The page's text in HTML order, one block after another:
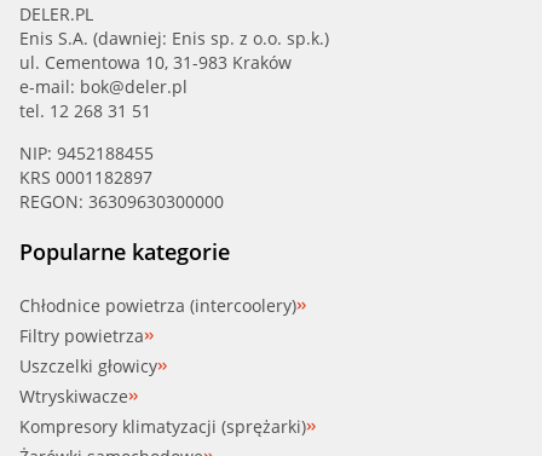
DELER.PL
Enis S.A. (dawniej: Enis sp. z o.o. sp.k.)
ul. Cementowa 10, 31-983 Kraków
e-mail: bok@deler.pl
tel. 12 268 31 51
NIP: 9452188455
KRS 0001182897
REGON: 36309630300000
Popularne kategorie
Chłodnice powietrza (intercoolery)
Filtry powietrza
Uszczelki głowicy
Wtryskiwacze
Kompresory klimatyzacji (sprężarki)